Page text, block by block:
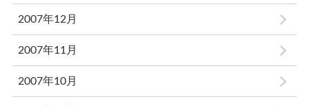
2007年12月
2007年11月
2007年10月